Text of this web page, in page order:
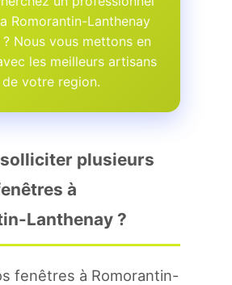
Romorantin-Lanthenay
Nous vous mettons en
les meilleurs artisans
de votre region.
plusieurs
à
Lanthenay ?
fenêtres à Romorantin-